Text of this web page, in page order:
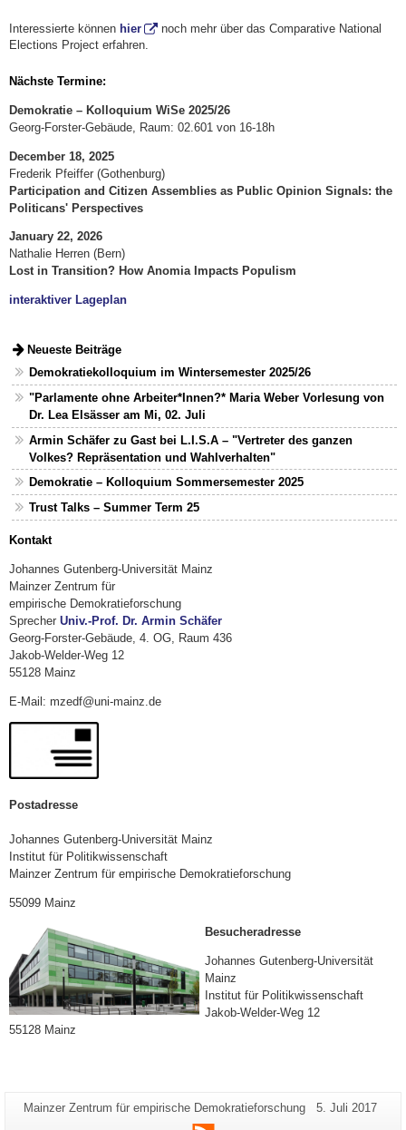
Interessierte können hier
noch mehr über das Comparative National
Elections Project erfahren.
Nächste Termine:
Demokratie – Kolloquium WiSe 2025/26
Georg-Forster-Gebäude, Raum: 02.601 von 16-18h
December 18, 2025
Frederik Pfeiffer (Gothenburg)
Participation and Citizen Assemblies as Public Opinion Signals: the
Politicans' Perspectives
January 22, 2026
Nathalie Herren (Bern)
Lost in Transition? How Anomia Impacts Populism
interaktiver Lageplan
Neueste Beiträge
Demokratiekolloquium im Wintersemester 2025/26
"Parlamente ohne Arbeiter*Innen?* Maria Weber Vorlesung von
Dr. Lea Elsässer am Mi, 02. Juli
Armin Schäfer zu Gast bei L.I.S.A – "Vertreter des ganzen
Volkes? Repräsentation und Wahlverhalten"
Demokratie – Kolloquium Sommersemester 2025
Trust Talks – Summer Term 25
Kontakt
Johannes Gutenberg-Universität Mainz
Mainzer Zentrum für
empirische Demokratieforschung
Sprecher Univ.-Prof. Dr. Armin Schäfer
Georg-Forster-Gebäude, 4. OG, Raum 436
Jakob-Welder-Weg 12
55128 Mainz
E-Mail: mzedf@uni-mainz.de
Postadresse
Johannes Gutenberg-Universität Mainz
Institut für Politikwissenschaft
Mainzer Zentrum für empirische Demokratieforschung
55099 Mainz
Besucheradresse
Johannes Gutenberg-Universität
Mainz
Institut für Politikwissenschaft
Jakob-Welder-Weg 12
55128 Mainz
Additional
information
Page-
Mainzer Zentrum für empirische Demokratieforschung
Last
5. Juli 2017